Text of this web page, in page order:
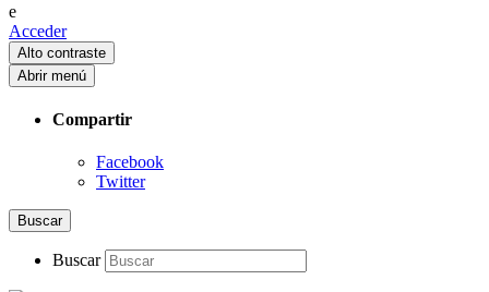
e
Acceder
Alto contraste
Abrir menú
Compartir
Facebook
Twitter
Buscar
Buscar